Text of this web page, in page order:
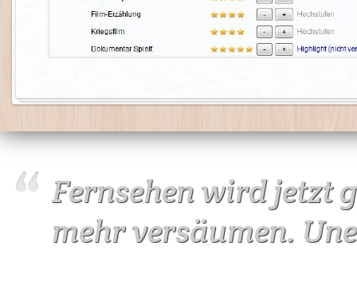
Fernsehen wird jetzt
mehr versäumen.